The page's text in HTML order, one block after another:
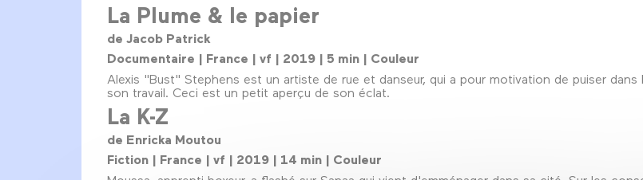
La Plume & le papier
de Jacob Patrick
Documentaire | France | vf | 2019 | 5 min | Couleur
Alexis "Bust" Stephens est un artiste de rue et danseur, qui a pour motivation de puiser
son travail. Ceci est un petit aperçu de son éclat.
La K-Z
de Enricka Moutou
Fiction | France | vf | 2019 | 14 min | Couleur